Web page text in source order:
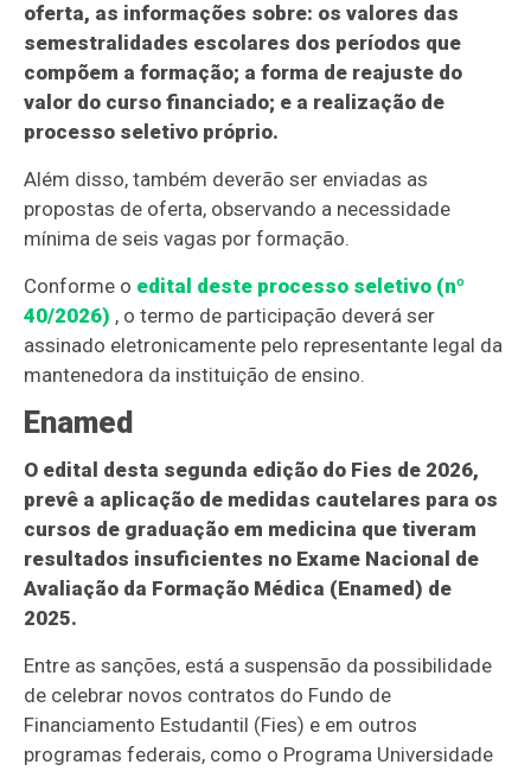
oferta, as informações sobre: os valores das
semestralidades escolares dos períodos que
compõem a formação; a forma de reajuste do
valor do curso financiado; e a realização de
processo seletivo próprio.
Além disso, também deverão ser enviadas as
propostas de oferta, observando a necessidade
mínima de seis vagas por formação.
Conforme o edital deste processo seletivo (nº
40/2026) , o termo de participação deverá ser
assinado eletronicamente pelo representante legal da
mantenedora da instituição de ensino.
Enamed
O edital desta segunda edição do Fies de 2026,
prevê a aplicação de medidas cautelares para os
cursos de graduação em medicina que tiveram
resultados insuficientes no Exame Nacional de
Avaliação da Formação Médica (Enamed) de
2025.
Entre as sanções, está a suspensão da possibilidade
de celebrar novos contratos do Fundo de
Financiamento Estudantil (Fies) e em outros
programas federais, como o Programa Universidade